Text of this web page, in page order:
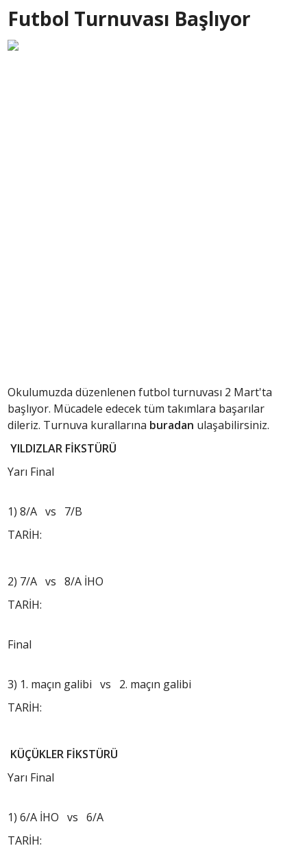
Futbol Turnuvası Başlıyor
Okulumuzda düzenlenen futbol turnuvası 2 Mart'ta
başlıyor. Mücadele edecek tüm takımlara başarılar
dileriz. Turnuva kurallarına buradan ulaşabilirsiniz.
YILDIZLAR FİKSTÜRÜ
Yarı Final
1) 8/A vs 7/B
TARİH:
2) 7/A vs 8/A İHO
TARİH:
Final
3) 1. maçın galibi vs 2. maçın galibi
TARİH:
KÜÇÜKLER FİKSTÜRÜ
Yarı Final
1) 6/A İHO vs 6/A
TARİH: